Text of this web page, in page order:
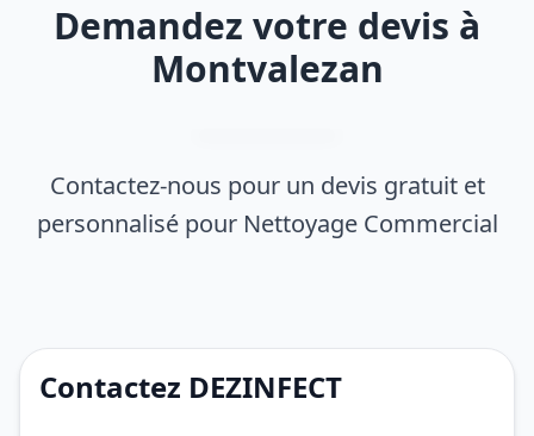
Demandez votre devis à
Montvalezan
Contactez-nous pour un devis gratuit et
personnalisé pour Nettoyage Commercial
Contactez DEZINFECT